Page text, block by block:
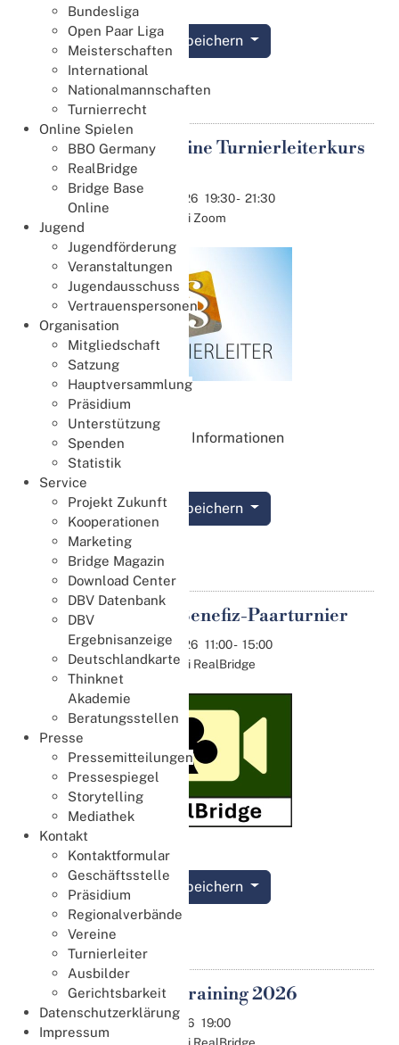
Bundesliga
Open Paar Liga
Meisterschaften
International
Nationalmannschaften
Turnierrecht
Online Spielen
BBO Germany
RealBridge
Bridge Base
Online
Jugend
Jugendförderung
Veranstaltungen
Jugendausschuss
Vertrauenspersonen
Organisation
Mitgliedschaft
Satzung
Hauptversammlung
Präsidium
Unterstützung
Spenden
Statistik
Service
Projekt Zukunft
Kooperationen
Marketing
Bridge Magazin
Download Center
DBV Datenbank
DBV
Ergebnisanzeige
Deutschlandkarte
Thinknet
Akademie
Beratungsstellen
Presse
Pressemitteilungen
Pressespiegel
Storytelling
Mediathek
Kontakt
Kontaktformular
Geschäftsstelle
Präsidium
Regionalverbände
Vereine
Turnierleiter
Ausbilder
Gerichtsbarkeit
Datenschutzerklärung
Impressum
Termin speichern
Details
06
Aug.
DBV Online Turnierleiterkurs
2026 (7)
06.08.2026 19:30- 21:30
Online bei Zoom
Thema:
Unerlaubte Informationen
Termin speichern
Details
09
Aug.
Online-Benefiz-Paarturnier
09.08.2026 11:00- 15:00
Online bei RealBridge
Termin speichern
11
Aug.
8. DBV Training 2026
11.08.2026 19:00
Online bei RealBridge